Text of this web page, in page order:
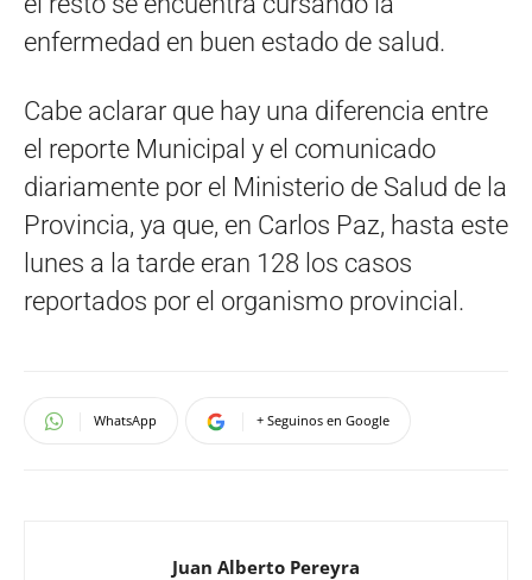
enfermedad en buen estado de salud.
Cabe aclarar que hay una diferencia entre
el reporte Municipal y el comunicado
diariamente por el Ministerio de Salud de la
Provincia, ya que, en Carlos Paz, hasta este
lunes a la tarde eran 128 los casos
reportados por el organismo provincial.
WhatsApp + Seguinos en Google
Juan Alberto Pereyra